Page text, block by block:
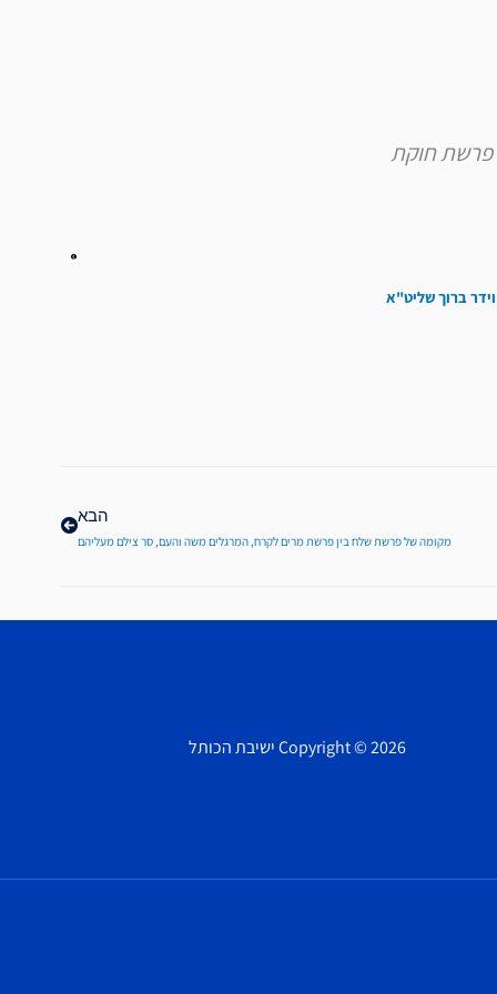
ברוך שליט"א
הבא
מקומה של פרשת שלח בין פרשת מרים לקרח, המרגלים משה והעם, סר צילם מעליהם
Copyright © 2026 ישיבת הכותל